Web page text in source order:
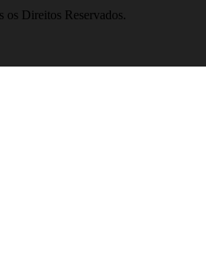
os Direitos Reservados.